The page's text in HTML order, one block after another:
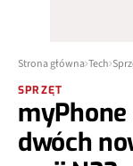
Strona główna Tech
SPRZĘT
myPhone
dwóch